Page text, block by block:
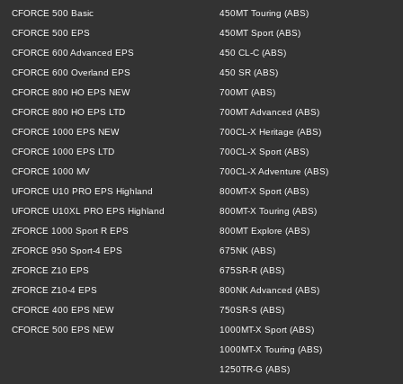
CFORCE 500 Basic
CFORCE 500 EPS
CFORCE 600 Advanced EPS
CFORCE 600 Overland EPS
CFORCE 800 HO EPS NEW
CFORCE 800 HO EPS LTD
CFORCE 1000 EPS NEW
CFORCE 1000 EPS LTD
CFORCE 1000 MV
UFORCE U10 PRO EPS Highland
UFORCE U10XL PRO EPS Highland
ZFORCE 1000 Sport R EPS
ZFORCE 950 Sport-4 EPS
ZFORCE Z10 EPS
ZFORCE Z10-4 EPS
CFORCE 400 EPS NEW
CFORCE 500 EPS NEW
450MT Touring (ABS)
450MT Sport (ABS)
450 CL-C (ABS)
450 SR (ABS)
700MT (ABS)
700MT Advanced (ABS)
700CL-X Heritage (ABS)
700CL-X Sport (ABS)
700CL-X Adventure (ABS)
800MT-X Sport (ABS)
800MT-X Touring (ABS)
800MT Explore (ABS)
675NK (ABS)
675SR-R (ABS)
800NK Advanced (ABS)
750SR-S (ABS)
1000MT-X Sport (ABS)
1000MT-X Touring (ABS)
1250TR-G (ABS)